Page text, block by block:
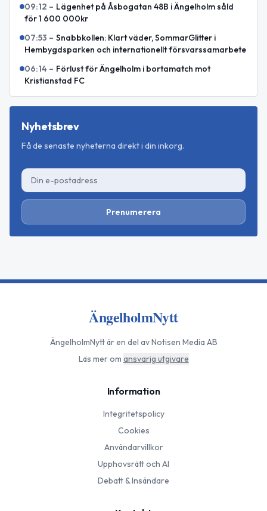
09:12 – Lägenhet på Åsbogatan 48B i Ängelholm såld
för 1 600 000kr
07:53 – Snabbkollen: Klart väder, SommarGlitter i
Hembygdsparken och internationellt försvarssamarbete
06:14 – Förlust för Ängelholm i bortamatch mot
Kristianstad FC
Nyhetsbrev
Få de senaste nyheterna direkt i din inkorg.
Prenumerera
ÄngelholmNytt
ÄngelholmNyttär en del av Notisen Media AB
Läs mer om ansvarig utgivare
Information
Integritetspolicy
Cookies
Användarvillkor
Upphovsrätt och AI
Debatt & Insändare